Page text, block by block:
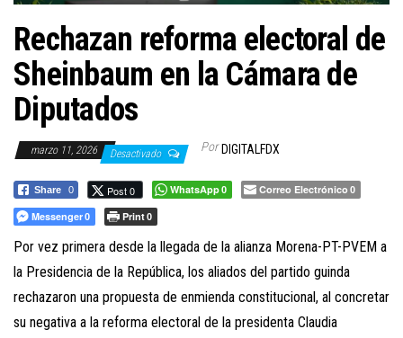
Rechazan reforma electoral de
Sheinbaum en la Cámara de
Diputados
marzo 11, 2026 Desactivado Por DIGITALFDX
Share 0 Post 0 WhatsApp0 Correo Electrónico 0
Messenger0 Print0
Por vez primera desde la llegada de la alianza Morena-PT-PVEM a
la Presidencia de la República, los aliados del partido guinda
rechazaron una propuesta de enmienda constitucional, al concretar
su negativa a la reforma electoral de la presidenta Claudia